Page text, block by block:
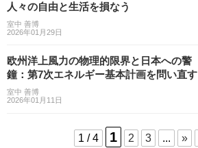
人々の自由と生活を損なう
室中 善博
2026年01月29日
欧州洋上風力の物理的限界と日本への警
鐘：第7次エネルギー基本計画を問い直す
室中 善博
2026年01月11日
1 / 4 1 2 3 ... »